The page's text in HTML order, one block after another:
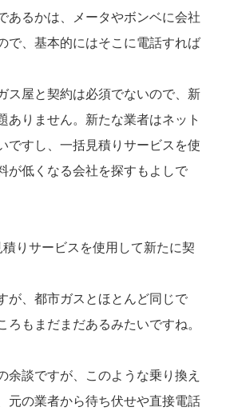
あるかは、メータやボンベに会社
で、基本的にはそこに電話すれば
ス屋と契約は必須でないので、新
ありません。新たな業者はネット
ですし、一括見積りサービスを使
が低くなる会社を探すもよしで
りサービスを使用して新たに契
が、都市ガスとほとんど同じで
ろもまだまだあるみたいですね。
余談ですが、このような乗り換え
元の業者から待ち伏せや直接電話